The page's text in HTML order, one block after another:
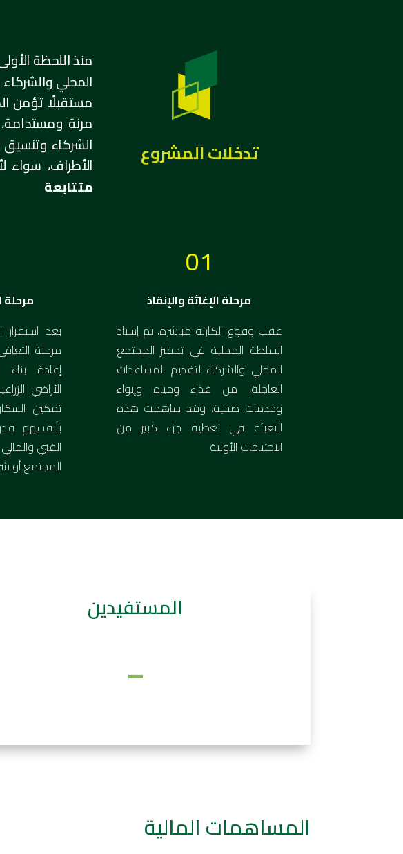
منذ اللحظة
المحلي
مستقبلًا تؤمن
مرنة
الشركاء وتنسيق
الأطراف، سواء
متتابعة
تدخلات المشروع
مرحلة
بعد استقرار
مرحلة
إعادة بناء
الأراضي
تمكين
بأنفسهم
الفني
المجتمع أو
01
مرحلة الإغاثة والإنقاذ
عقب وقوع الكارثة مباشرة، تم إسناد
السلطة المحلية في تحفيز المجتمع
المحلي والشركاء لتقديم المساعدات
العاجلة، من غذاء ومياه وإيواء
وخدمات صحية، وقد ساهمت هذه
التعبئة في تغطية جزء كبير من
الاحتياجات الأولية
المستفيدين
-
المساهمات المالية